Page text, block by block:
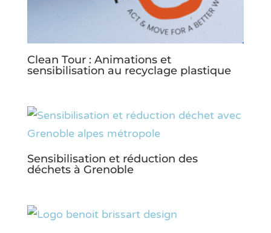
Clean Tour : Animations et
sensibilisation au recyclage plastique
Sensibilisation et réduction des
déchets à Grenoble